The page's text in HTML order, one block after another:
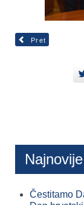
Pret
Čestitamo